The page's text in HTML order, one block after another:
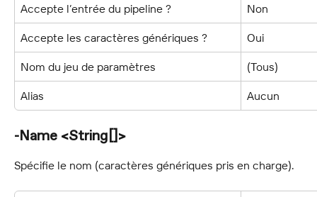
Accepte l’entrée du pipeline ? Non
Accepte les caractères génériques ? Oui
Nom du jeu de paramètres (Tous)
Alias Aucun
-Name <String[]>
Spécifie le nom (caractères génériques pris en charge).